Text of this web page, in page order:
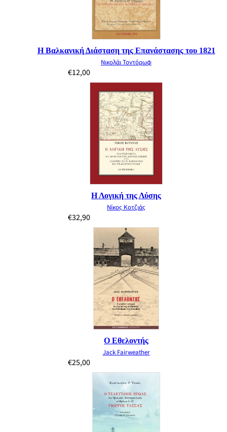
Η Βαλκανική Διάσταση της Επανάστασης του 1821
Νικολάι Τοντόρωφ
€12,00
Η Λογική της Λύσης
Νίκος Κοτζιάς
€32,90
Ο Εθελοντής
Jack Fairweather
€25,00